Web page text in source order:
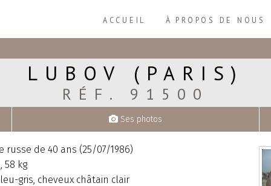
ACCUEIL À PROPOS DE NOUS
LUBOV (PARIS)
RÉF. 91500
Ses photos
russe de 40 ans (25/07/1986)
58 kg
gris, cheveux châtain clair